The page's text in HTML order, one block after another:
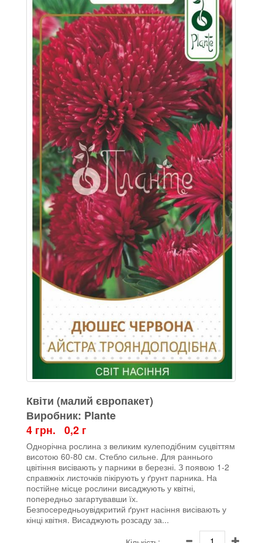
Квіти (малий європакет)
Виробник: Plante
4 грн. 0,2 г
Однорічна рослина з великим кулеподібним суцвіттям
висотою 60-80 см. Стебло сильне. Для раннього
цвітіння висівають у парники в березні. З появою 1-2
справжніх листочків пікірують у ґрунт парника. На
постійне місце рослини висаджують у квітні,
попередньо загартувавши їх.
Безпосередньоувідкритий ґрунт насіння висівають у
кінці квітня. Висаджують розсаду за...